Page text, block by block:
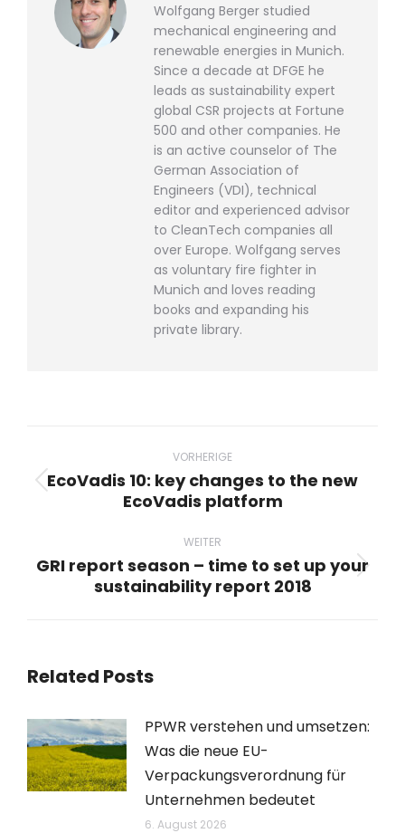
Wolfgang Berger studied
mechanical engineering and
renewable energies in Munich.
Since a decade at DFGE he
leads as sustainability expert
global CSR projects at Fortune
500 and other companies. He
is an active counselor of The
German Association of
Engineers (VDI), technical
editor and experienced advisor
to CleanTech companies all
over Europe. Wolfgang serves
as voluntary fire fighter in
Munich and loves reading
books and expanding his
private library.
VORHERIGE
Vorheriger
Beitrag:
EcoVadis 10: key changes to the new
EcoVadis platform
WEITER
Nächster
Beitrag:
GRI report season – time to set up your
sustainability report 2018
Related Posts
PPWR verstehen und umsetzen:
Was die neue EU-
Verpackungsverordnung für
Unternehmen bedeutet
6. August 2026